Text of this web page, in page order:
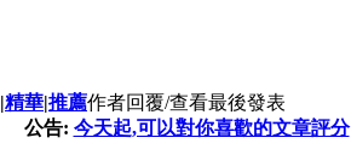
|精華|推薦作者回覆/查看最後發表
公告: 今天起,可以對你喜歡的文章評分